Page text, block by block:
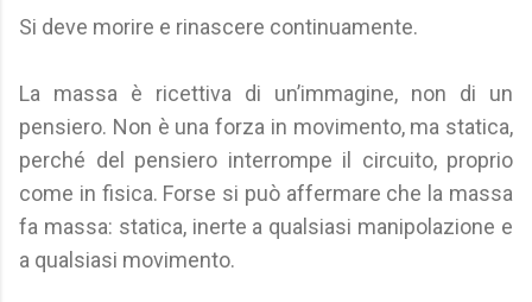
Si deve morire e rinascere continuamente.
La massa è ricettiva di un’immagine, non di un
pensiero. Non è una forza in movimento, ma statica,
perché del pensiero interrompe il circuito, proprio
come in fisica. Forse si può affermare che la massa
fa massa: statica, inerte a qualsiasi manipolazione e
a qualsiasi movimento.